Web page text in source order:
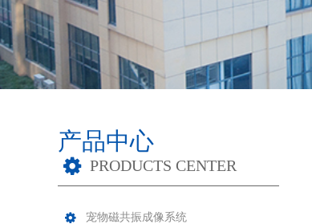
产品中心
PRODUCTS CENTER
宠物磁共振成像系统